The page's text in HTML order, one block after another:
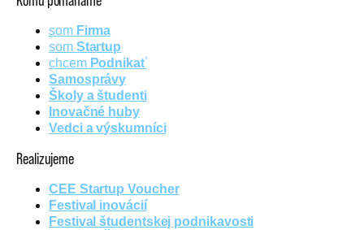
som Firma
som Startup
chcem Podnikať
Samosprávy
Školy a študenti
Inovačné huby
Vedci a výskumníci
Realizujeme
CEE Startup Voucher
Festival inovácií
Festival študentskej podnikavosti